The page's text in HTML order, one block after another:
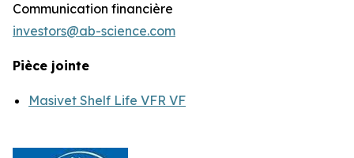
Communication financière
investors@ab-science.com
Pièce jointe
Masivet Shelf Life VFR VF